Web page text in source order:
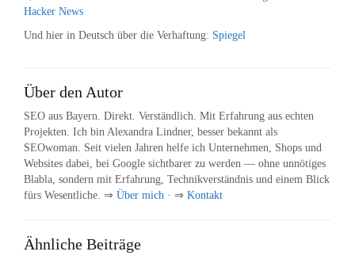
Hacker News
Und hier in Deutsch über die Verhaftung: Spiegel
Über den Autor
SEO aus Bayern. Direkt. Verständlich. Mit Erfahrung aus echten
Projekten. Ich bin Alexandra Lindner, besser bekannt als
SEOwoman. Seit vielen Jahren helfe ich Unternehmen, Shops und
Websites dabei, bei Google sichtbarer zu werden — ohne unnötiges
Blabla, sondern mit Erfahrung, Technikverständnis und einem Blick
fürs Wesentliche. ⇒ Über mich · ⇒ Kontakt
Ähnliche Beiträge